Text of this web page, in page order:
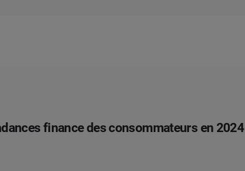
finance des consommateurs en 2024